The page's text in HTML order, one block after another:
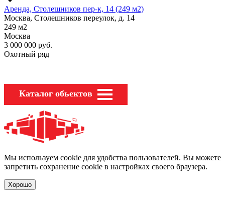
Аренда, Столешников пер-к, 14 (249 м2)
Москва, Столешников переулок, д. 14
249 м2
Москва
3 000 000 руб.
Охотный ряд
Каталог обьектов
Мы используем cookie для удобства пользователей. Вы можете
запретить сохранение cookie в настройках своего браузера.
Хорошо